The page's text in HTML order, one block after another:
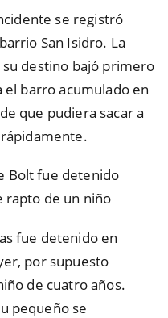
se registró
San Isidro. La
destino bajó primero
barro acumulado en
que pudiera sacar a
Bolt fue detenido
rapto de un niño
fue detenido en
por supuesto
de cuatro años.
pequeño se